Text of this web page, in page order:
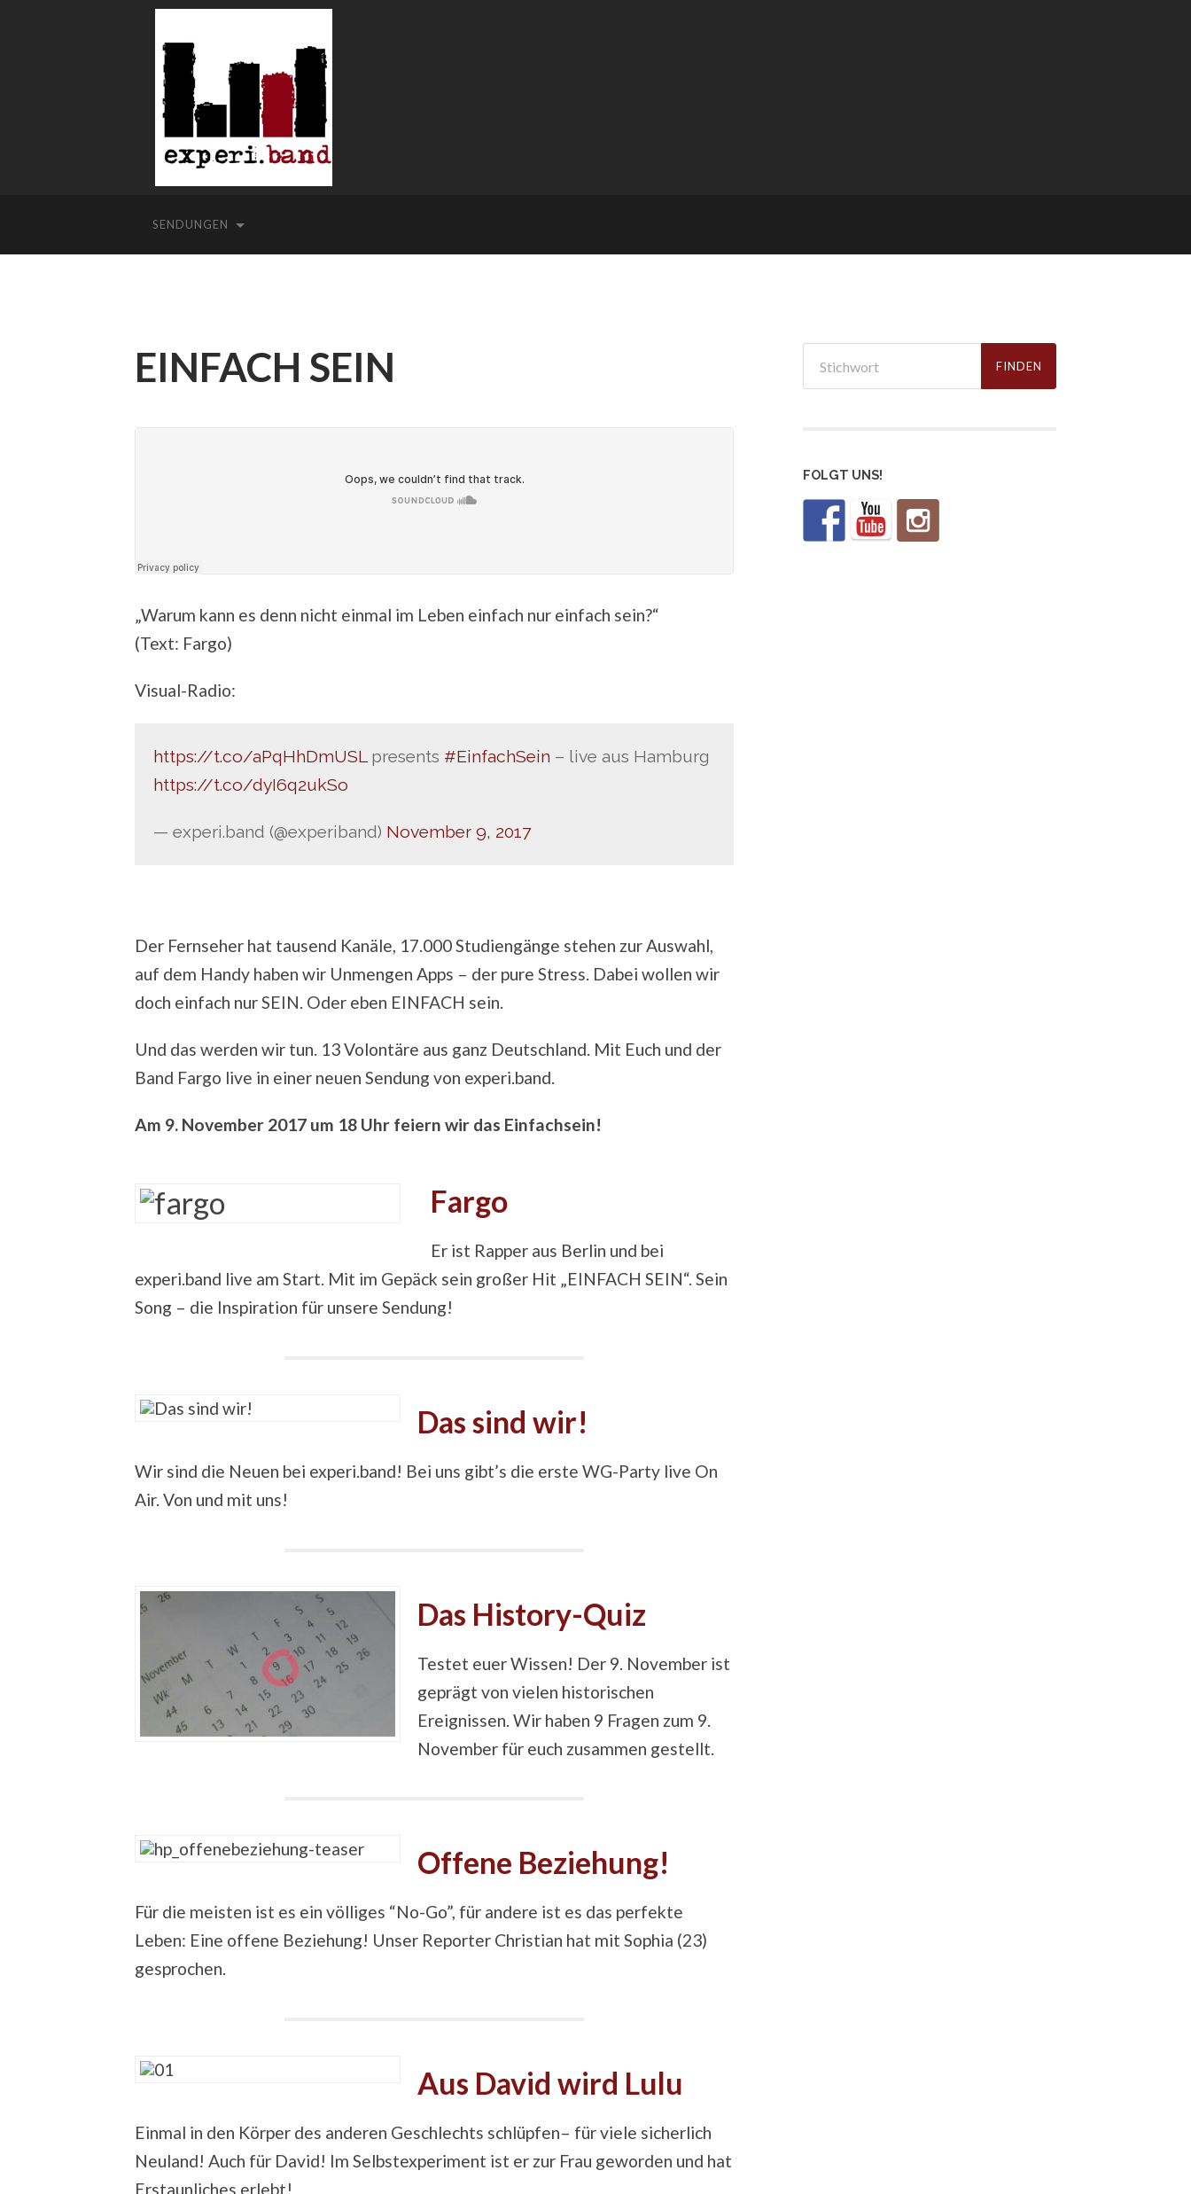
SENDUNGEN
EINFACH SEIN
„Warum kann es denn nicht einmal im Leben einfach nur einfach sein?“
(Text: Fargo)
Visual-Radio:
https://t.co/aPqHhDmUSLpresents #EinfachSein – live aus Hamburg
https://t.co/dyI6q2ukSo
— experi.band (@experiband) November 9, 2017
Der Fernseher hat tausend Kanäle, 17.000 Studiengänge stehen zur Auswahl,
auf dem Handy haben wir Unmengen Apps – der pure Stress. Dabei wollen wir
doch einfach nur SEIN. Oder eben EINFACH sein.
Und das werden wir tun. 13 Volontäre aus ganz Deutschland. Mit Euch und der
Band Fargo live in einer neuen Sendung von experi.band.
Am 9. November 2017 um 18 Uhr feiern wir das Einfachsein!
Fargo
Er ist Rapper aus Berlin und bei
experi.band live am Start. Mit im Gepäck sein großer Hit „EINFACH SEIN“. Sein
Song – die Inspiration für unsere Sendung!
Das sind wir!
Wir sind die Neuen bei experi.band! Bei uns gibt’s die erste WG-Party live On
Air. Von und mit uns!
Das History-Quiz
Testet euer Wissen! Der 9. November ist
geprägt von vielen historischen
Ereignissen. Wir haben 9 Fragen zum 9.
November für euch zusammen gestellt.
Offene Beziehung!
Für die meisten ist es ein völliges “No-Go”, für andere ist es das perfekte
Leben: Eine offene Beziehung! Unser Reporter Christian hat mit Sophia (23)
gesprochen.
Aus David wird Lulu
Einmal in den Körper des anderen Geschlechts schlüpfen– für viele sicherlich
Neuland! Auch für David! Im Selbstexperiment ist er zur Frau geworden und hat
Erstaunliches erlebt!
FOLGT UNS!